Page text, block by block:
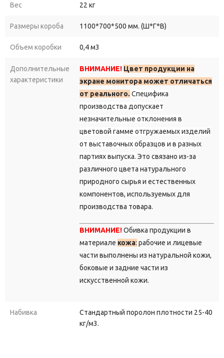
Вес 22 кг
Размеры короба 1100*700*500 мм. (Ш*Г*В)
Объем коробки 0,4 м3
Дополнительные
характеристики
ВНИМАНИЕ! Цвет продукции на
экране монитора может отличаться
от реального. Специфика
производства допускает
незначительные отклонения в
цветовой гамме отгружаемых изделий
от выставочных образцов и в разных
партиях выпуска. Это связано из-за
различного цвета натурального
природного сырья и естественных
компонентов, используемых для
производства товара.
ВНИМАНИЕ!Обивка продукции в
материале кожа: рабочие и лицевые
части выполнены из натуральной кожи,
боковые и задние части из
искусственной кожи.
Набивка
Стандартный поролон плотности 25-40
кг/м3.